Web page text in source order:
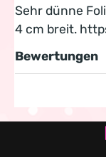
Sehr dünne
4 cm breit.
Bewertungen